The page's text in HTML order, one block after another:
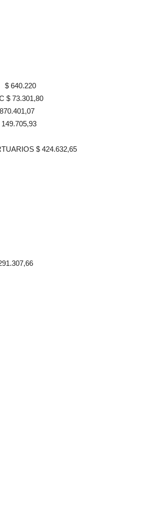
$ 640.220
$ 73.301,80
$ 424.632,65